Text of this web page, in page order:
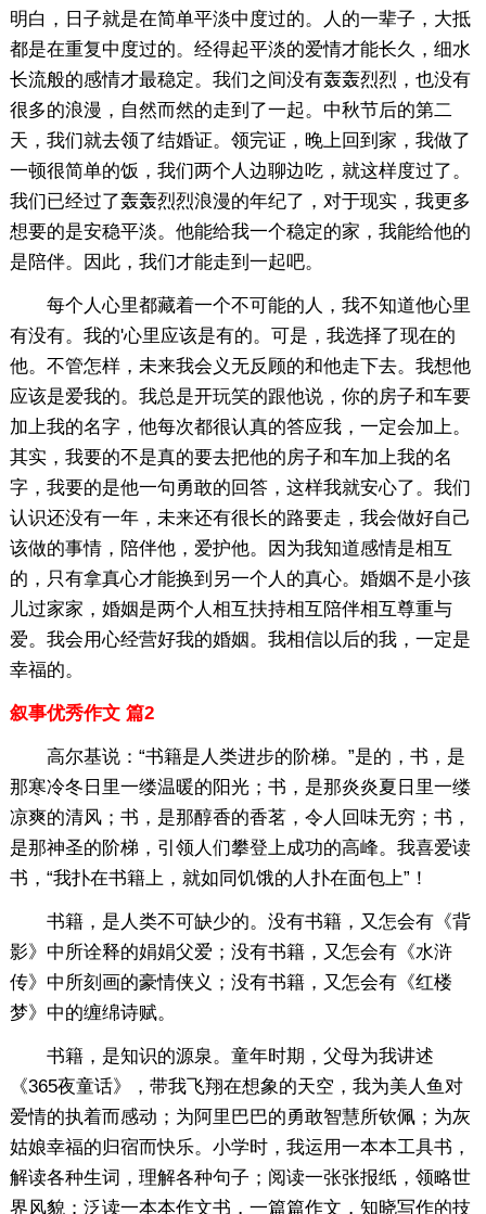
明白，日子就是在简单平淡中度过的。人的一辈子，大抵
都是在重复中度过的。经得起平淡的爱情才能长久，细水
长流般的感情才最稳定。我们之间没有轰轰烈烈，也没有
很多的浪漫，自然而然的走到了一起。中秋节后的第二
天，我们就去领了结婚证。领完证，晚上回到家，我做了
一顿很简单的饭，我们两个人边聊边吃，就这样度过了。
我们已经过了轰轰烈烈浪漫的年纪了，对于现实，我更多
想要的是安稳平淡。他能给我一个稳定的家，我能给他的
是陪伴。因此，我们才能走到一起吧。
每个人心里都藏着一个不可能的人，我不知道他心里
有没有。我的'心里应该是有的。可是，我选择了现在的
他。不管怎样，未来我会义无反顾的和他走下去。我想他
应该是爱我的。我总是开玩笑的跟他说，你的房子和车要
加上我的名字，他每次都很认真的答应我，一定会加上。
其实，我要的不是真的要去把他的房子和车加上我的名
字，我要的是他一句勇敢的回答，这样我就安心了。我们
认识还没有一年，未来还有很长的路要走，我会做好自己
该做的事情，陪伴他，爱护他。因为我知道感情是相互
的，只有拿真心才能换到另一个人的真心。婚姻不是小孩
儿过家家，婚姻是两个人相互扶持相互陪伴相互尊重与
爱。我会用心经营好我的婚姻。我相信以后的我，一定是
幸福的。
叙事优秀作文 篇2
高尔基说：“书籍是人类进步的阶梯。”是的，书，是
那寒冷冬日里一缕温暖的阳光；书，是那炎炎夏日里一缕
凉爽的清风；书，是那醇香的香茗，令人回味无穷；书，
是那神圣的阶梯，引领人们攀登上成功的高峰。我喜爱读
书，“我扑在书籍上，就如同饥饿的人扑在面包上”！
书籍，是人类不可缺少的。没有书籍，又怎会有《背
影》中所诠释的娟娟父爱；没有书籍，又怎会有《水浒
传》中所刻画的豪情侠义；没有书籍，又怎会有《红楼
梦》中的缠绵诗赋。
书籍，是知识的源泉。童年时期，父母为我讲述
《365夜童话》，带我飞翔在想象的天空，我为美人鱼对
爱情的执着而感动；为阿里巴巴的勇敢智慧所钦佩；为灰
姑娘幸福的归宿而快乐。小学时，我运用一本本工具书，
解读各种生词，理解各种句子；阅读一张张报纸，领略世
界风貌；泛读一本本作文书，一篇篇作文，知晓写作的技